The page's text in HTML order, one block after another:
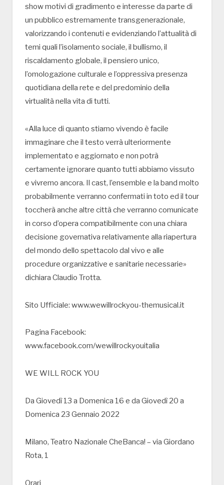
show motivi di gradimento e interesse da parte di
un pubblico estremamente transgenerazionale,
valorizzando i contenuti e evidenziando l’attualità di
temi quali l’isolamento sociale, il bullismo, il
riscaldamento globale, il pensiero unico,
l’omologazione culturale e l’oppressiva presenza
quotidiana della rete e del predominio della
virtualità nella vita di tutti.
«Alla luce di quanto stiamo vivendo è facile
immaginare che il testo verrà ulteriormente
implementato e aggiornato e non potrà
certamente ignorare quanto tutti abbiamo vissuto
e vivremo ancora. Il cast, l’ensemble e la band molto
probabilmente verranno confermati in toto ed il tour
toccherà anche altre città che verranno comunicate
in corso d’opera compatibilmente con una chiara
decisione governativa relativamente alla riapertura
del mondo dello spettacolo dal vivo e alle
procedure organizzative e sanitarie necessarie»
dichiara Claudio Trotta.
Sito Ufficiale: www.wewillrockyou-themusical.it
Pagina Facebook:
www.facebook.com/wewillrockyouitalia
WE WILL ROCK YOU
Da Giovedì 13 a Domenica 16 e da Giovedì 20 a
Domenica 23 Gennaio 2022
Milano, Teatro Nazionale CheBanca! – via Giordano
Rota, 1
Orari